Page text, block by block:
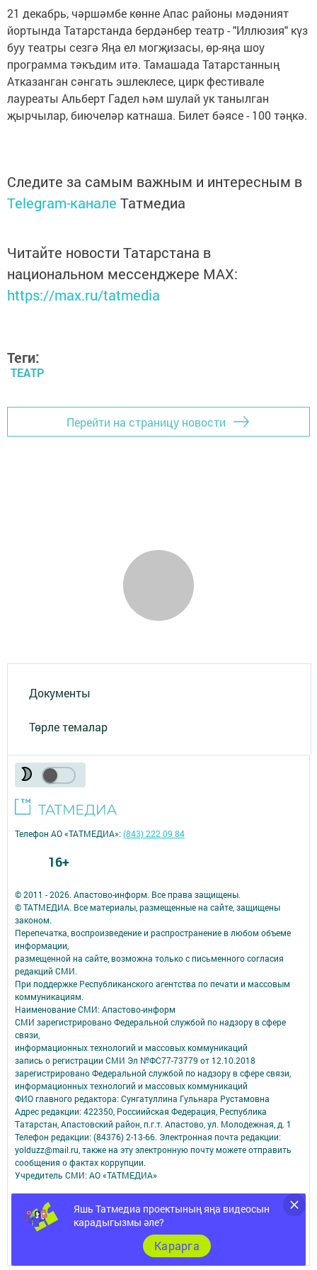
21 декабрь, чәршәмбе көнне Апас районы мәдәният
йортында Татарстанда бердәнбер театр - "Иллюзия" күз
буу театры сезгә Яңа ел могҗизасы, өр-яңа шоу
программа тәкъдим итә. Тамашада Татарстанның
Атказанган сәнгать эшлеклесе, цирк фестивале
лауреаты Альберт Гадел һәм шулай ук танылган
җырчылар, биючеләр катнаша. Билет бәясе - 100 тәңкә.
Следите за самым важным и интересным в
Telegram-канале Татмедиа
Читайте новости Татарстана в
национальном мессенджере MАХ:
https://max.ru/tatmedia
Теги:
ТЕАТР
Перейти на страницу новости
Документы
Төрле темалар
Яшь Татмедиа проектының яңа видеосын
карадыгызмы әле?
Карарга
© 2011 - 2026. Апастово-информ. Все права защищены.
© ТАТМЕДИА. Все материалы, размещенные на сайте, защищены
законом.
Перепечатка, воспроизведение и распространение в любом объеме
информации,
размещенной на сайте, возможна только с письменного согласия
редакций СМИ.
При поддержке Республиканского агентства по печати и массовым
коммуникациям.
Наименование СМИ: Апастово-информ
СМИ зарегистрировано Федеральной службой по надзору в сфере
связи,
информационных технологий и массовых коммуникаций
запись о регистрации СМИ Эл №ФС77-73779 от 12.10.2018
зарегистрировано Федеральной службой по надзору в сфере связи,
информационных технологий и массовых коммуникаций
ФИО главного редактора: Сунгатуллина Гульнара Рустамовна
Адрес редакции: 422350, Россиийская Федерация, Республика
Татарстан, Апастовский район, п.г.т. Апастово, ул. Молодежная, д. 1
Телефон редакции: (84376) 2-13-66. Электронная почта редакции:
yolduzz@mail.ru, также на эту электронную почту можете отправить
сообщения о фактах коррупции.
Учредитель СМИ: АО «ТАТМЕДИА»
Антикоррупционная политика
АО «ТАТМЕДИА» использует «cookie»для персонализации сервисов и
удобства пользователей сайтом.
Использование «cookie» можно отменить в настройках браузера.
Политика конфиденциальности
Телефон АО «ТАТМЕДИА»:(843) 222 09 84
16+